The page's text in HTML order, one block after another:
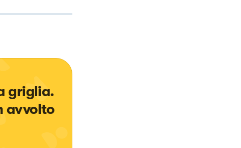
griglia.
avvolto